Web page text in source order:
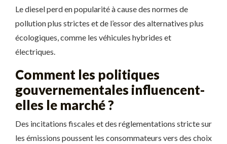
Le diesel perd en popularité à cause des normes de
pollution plus strictes et de l’essor des alternatives plus
écologiques, comme les véhicules hybrides et
électriques.
Comment les politiques
gouvernementales influencent-
elles le marché ?
Des incitations fiscales et des réglementations stricte sur
les émissions poussent les consommateurs vers des choix